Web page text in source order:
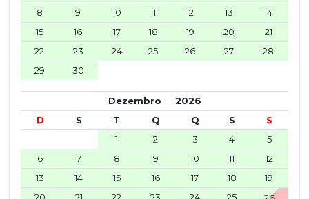
8
9 10 11 12 13
14
15
16 17 18 19 20
21
22
23 24 25 26 27
28
29
30
Dezembro 2026
D
S T Q Q S
S
1
2 3 4
5
6
7 8 9 10 11
12
13
14 15 16 17 18
19